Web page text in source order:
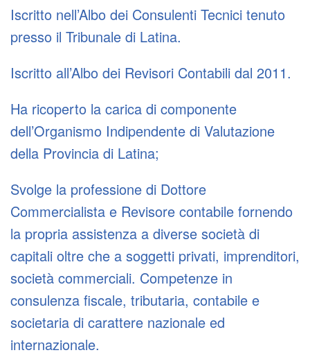
Iscritto nell’Albo dei Consulenti Tecnici tenuto
presso il Tribunale di Latina.
Iscritto all’Albo dei Revisori Contabili dal 2011.
Ha ricoperto la carica di componente
dell’Organismo Indipendente di Valutazione
della Provincia di Latina;
Svolge la professione di Dottore
Commercialista e Revisore contabile fornendo
la propria assistenza a diverse società di
capitali oltre che a soggetti privati, imprenditori,
società commerciali. Competenze in
consulenza fiscale, tributaria, contabile e
societaria di carattere nazionale ed
internazionale.